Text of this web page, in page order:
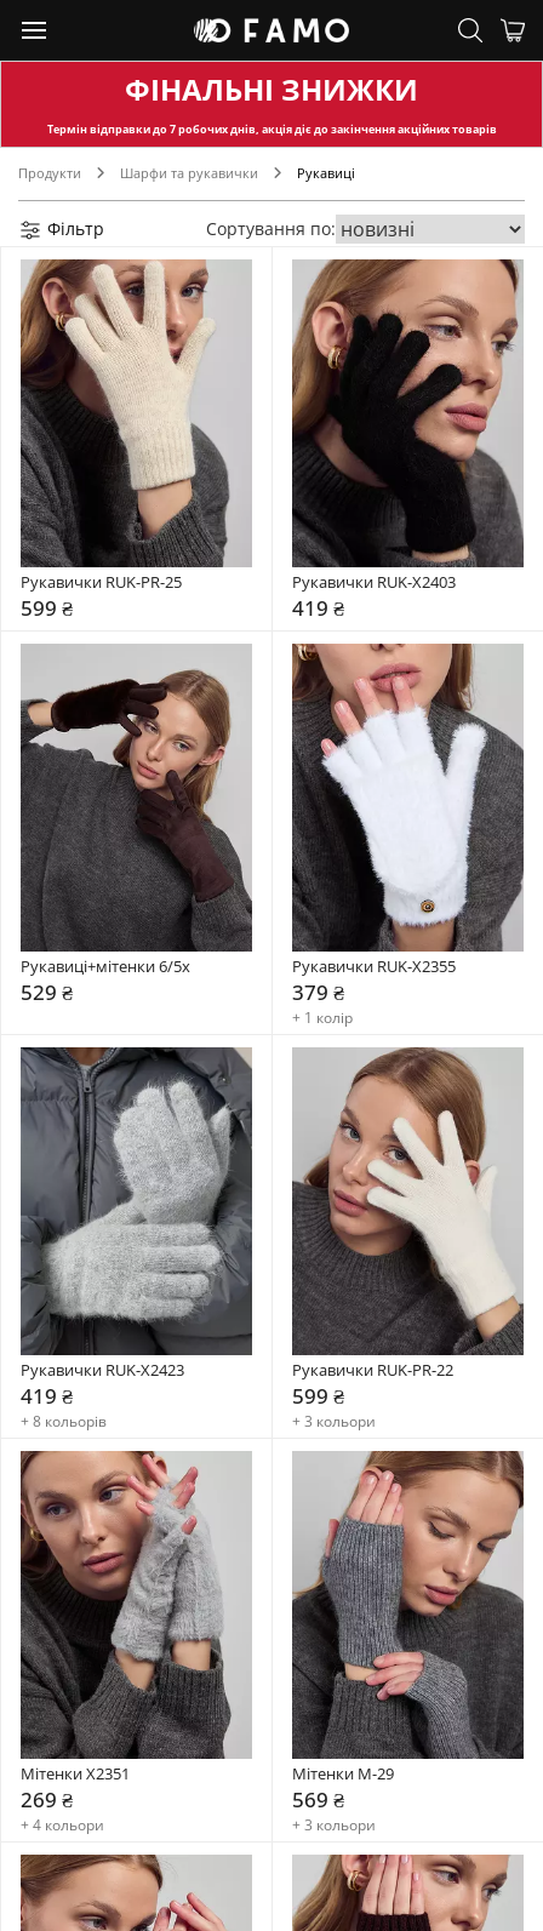
ФІНАЛЬНІ ЗНИЖКИ
Термін відправкидо 7 робочих днів, акція діє до закінчення акційних товарів
Продукти Шарфи та рукавички Рукавиці
Фільтр Сортування по:
Рукавички RUK-PR-25
599 ₴
Рукавички RUK-X2403
419 ₴
Рукавиці+мітенки 6/5x
529 ₴
Рукавички RUK-X2355
379 ₴
+ 1 колір
Рукавички RUK-X2423
419 ₴
+ 8 кольорів
Рукавички RUK-PR-22
599 ₴
+ 3 кольори
Мітенки X2351
269 ₴
+ 4 кольори
Мітенки М-29
569 ₴
+ 3 кольори